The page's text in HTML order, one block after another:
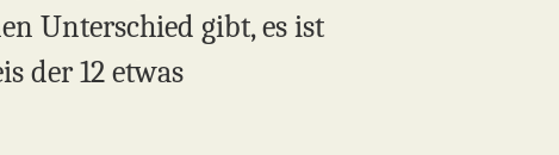
Unterschied gibt, es ist
der 12 etwas